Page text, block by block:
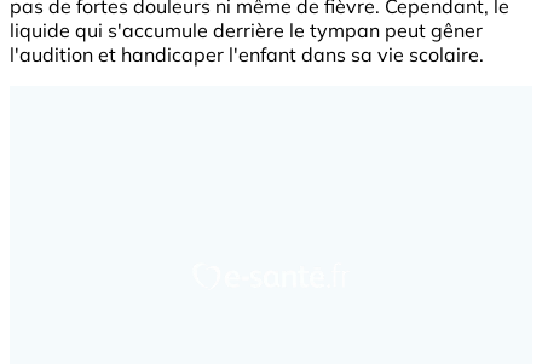
pas de fortes douleurs ni même de fièvre. Cependant, le
liquide qui s'accumule derrière le tympan peut gêner
l'audition et handicaper l'enfant dans sa vie scolaire.